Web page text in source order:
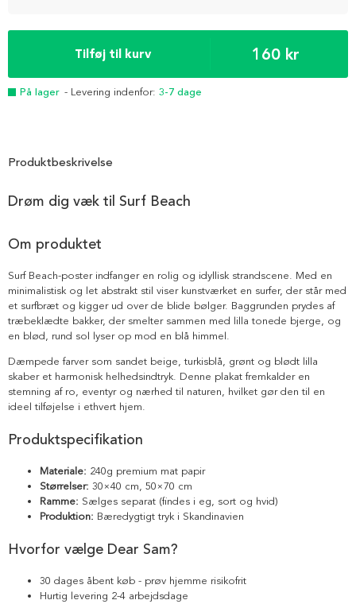
Tilføj til kurv 160 kr
På lager - Levering indenfor: 3-7 dage
Produktbeskrivelse
Drøm dig væk til Surf Beach
Om produktet
Surf Beach-poster indfanger en rolig og idyllisk strandscene. Med en
minimalistisk og let abstrakt stil viser kunstværket en surfer, der står med
et surfbræt og kigger ud over de blide bølger. Baggrunden prydes af
træbeklædte bakker, der smelter sammen med lilla tonede bjerge, og
en blød, rund sol lyser op mod en blå himmel.
Dæmpede farver som sandet beige, turkisblå, grønt og blødt lilla
skaber et harmonisk helhedsindtryk. Denne plakat fremkalder en
stemning af ro, eventyr og nærhed til naturen, hvilket gør den til en
ideel tilføjelse i ethvert hjem.
Produktspecifikation
Materiale: 240g premium mat papir
Størrelser: 30×40 cm, 50×70 cm
Ramme: Sælges separat (findes i eg, sort og hvid)
Produktion: Bæredygtigt tryk i Skandinavien
Hvorfor vælge Dear Sam?
30 dages åbent køb - prøv hjemme risikofrit
Hurtig levering 2-4 arbejdsdage